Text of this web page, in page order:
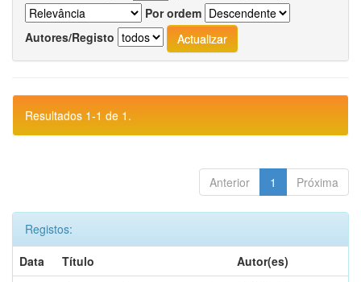
Por ordem
Autores/Registo
Resultados 1-1 de 1.
Anterior 1 Próxima
Registos:
Data
Título
Autor(es)